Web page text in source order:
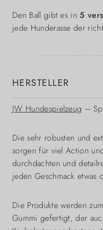
Den Ball gibt es in5
jede Hunderasse der
HERSTELLER
JW Hundespielzeug –
Die sehr robusten und
sorgen für viel Action
durchdachten und
jeden Geschmack etwas
Die Produkte werden
Gummi gefertigt, der